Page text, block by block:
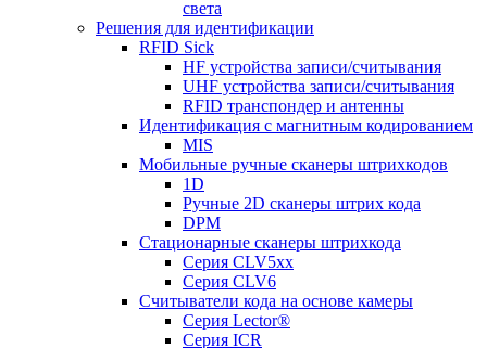
света
Решения для идентификации
RFID Sick
HF устройства записи/считывания
UHF устройства записи/считывания
RFID транспондер и антенны
Идентификация с магнитным кодированием
MIS
Мобильные ручные сканеры штрихкодов
1D
Ручные 2D сканеры штрих кода
DPM
Стационарные сканеры штрихкода
Серия CLV5xx
Серия CLV6
Считыватели кода на основе камеры
Серия Lector®
Серия ICR